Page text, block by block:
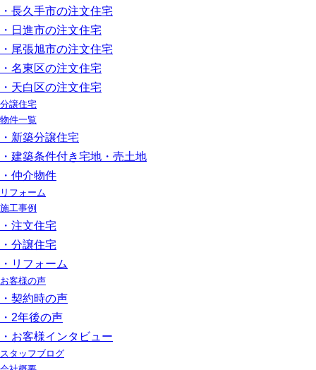
・長久手市の注文住宅
・日進市の注文住宅
・尾張旭市の注文住宅
・名東区の注文住宅
・天白区の注文住宅
分譲住宅
物件一覧
・新築分譲住宅
・建築条件付き宅地・売土地
・仲介物件
リフォーム
施工事例
・注文住宅
・分譲住宅
・リフォーム
お客様の声
・契約時の声
・2年後の声
・お客様インタビュー
スタッフブログ